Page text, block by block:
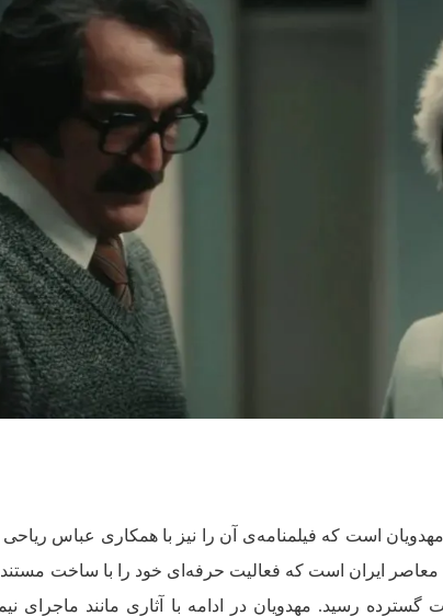
است که فیلمنامه‌ی آن را نیز با همکاری عباس
ایران است که فعالیت حرفه‌ای خود را با ساخت مستند
رسید. مهدویان در ادامه با آثاری مانند ماجرای